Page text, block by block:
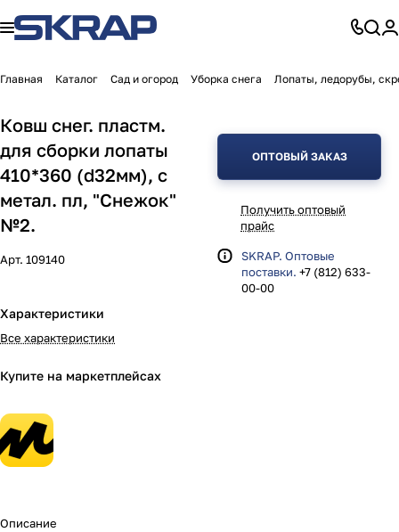
Главная Каталог Сад и огород Уборка снега Лопаты, ледорубы,
Ковш снег. пластм.
для сборки лопаты
410*360 (d32мм), с
метал. пл, "Снежок"
№2.
Арт. 109140
Характеристики
Все характеристики
Купите на маркетплейсах
ОПТОВЫЙ ЗАКАЗ
Получить оптовый
прайс
SKRAP. Оптовые
поставки. +7 (812) 633-
00-00
Описание